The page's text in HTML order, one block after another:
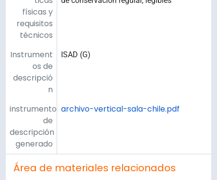
físicas y
requisitos
técnicos
Instrument
os de
descripció
n
ISAD (G)
instrumento
de
descripción
generado
archivo-vertical-sala-chile.pdf
Área de materiales relacionados